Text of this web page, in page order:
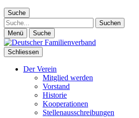
Suche
Suche
Menü Suche
Schliessen
Der Verein
Mitglied werden
Vorstand
Historie
Kooperationen
Stellenausschreibungen